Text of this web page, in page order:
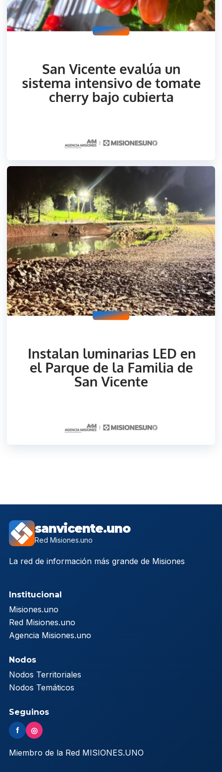
sanvicente.uno
Red Misiones.uno
La red de información más grande de Misiones
Institucional
Misiones.uno
Red Misiones.uno
Agencia Misiones.uno
Nodos
Nodos Territoriales
Nodos Temáticos
Seguinos
f ◎
Miembro de la Red MISIONES.UNO